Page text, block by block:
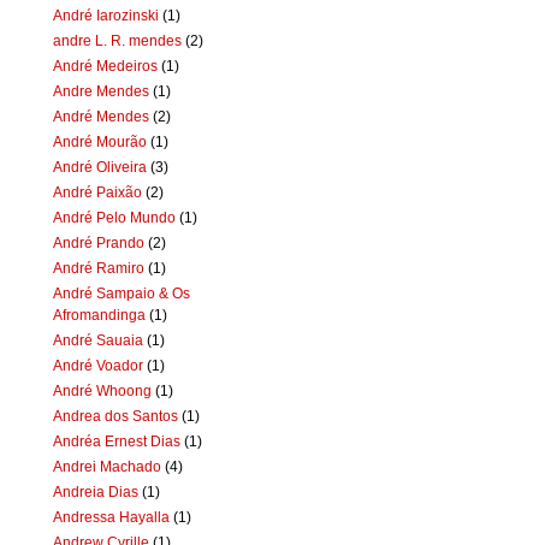
André Iarozinski (1)
andre L. R. mendes (2)
André Medeiros (1)
Andre Mendes (1)
André Mendes (2)
André Mourão (1)
André Oliveira (3)
André Paixão (2)
André Pelo Mundo (1)
André Prando (2)
André Ramiro (1)
André Sampaio & Os
Afromandinga (1)
André Sauaia (1)
André Voador (1)
André Whoong (1)
Andrea dos Santos (1)
Andréa Ernest Dias (1)
Andrei Machado (4)
Andreia Dias (1)
Andressa Hayalla (1)